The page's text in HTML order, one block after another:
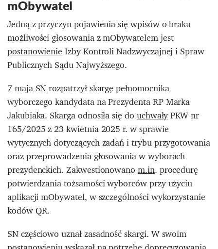
mObywatel
Jedną z przyczyn pojawienia się wpisów o braku
możliwości głosowania z mObywatelem jest
postanowienieIzby Kontroli Nadzwyczajnej i Spraw
Publicznych Sądu Najwyższego.
7 maja SNrozpatrzyłskargę pełnomocnika
wyborczego kandydata na Prezydenta RPMarka
Jakubiaka. Skarga odnosiła się douchwałyPKW nr
165/2025 z 23 kwietnia 2025 r. w sprawie
wytycznych dotyczących zadań i trybu przygotowania
oraz przeprowadzenia głosowania w wyborach
prezydenckich. Zakwestionowanom.in. procedurę
potwierdzania tożsamości wyborców przy użyciu
aplikacji mObywatel, w szczególności wykorzystanie
kodów QR.
SN częściowo uznał zasadność skargi. W swoim